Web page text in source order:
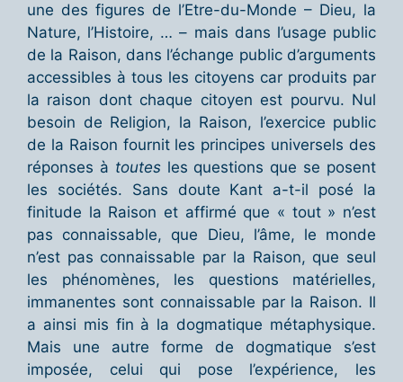
une des figures de l’Etre-du-Monde – Dieu, la
Nature, l’Histoire, … – mais dans l’usage public
de la Raison, dans l’échange public d’arguments
accessibles à tous les citoyens car produits par
la raison dont chaque citoyen est pourvu. Nul
besoin de Religion, la Raison, l’exercice public
de la Raison fournit les principes universels des
réponses à toutes les questions que se posent
les sociétés. Sans doute Kant a-t-il posé la
finitude la Raison et affirmé que « tout » n’est
pas connaissable, que Dieu, l’âme, le monde
n’est pas connaissable par la Raison, que seul
les phénomènes, les questions matérielles,
immanentes sont connaissable par la Raison. Il
a ainsi mis fin à la dogmatique métaphysique.
Mais une autre forme de dogmatique s’est
imposée, celui qui pose l’expérience, les